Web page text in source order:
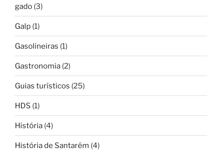
gado (3)
Galp (1)
Gasolineiras (1)
Gastronomia (2)
Guias turísticos (25)
HDS (1)
História (4)
História de Santarém (4)